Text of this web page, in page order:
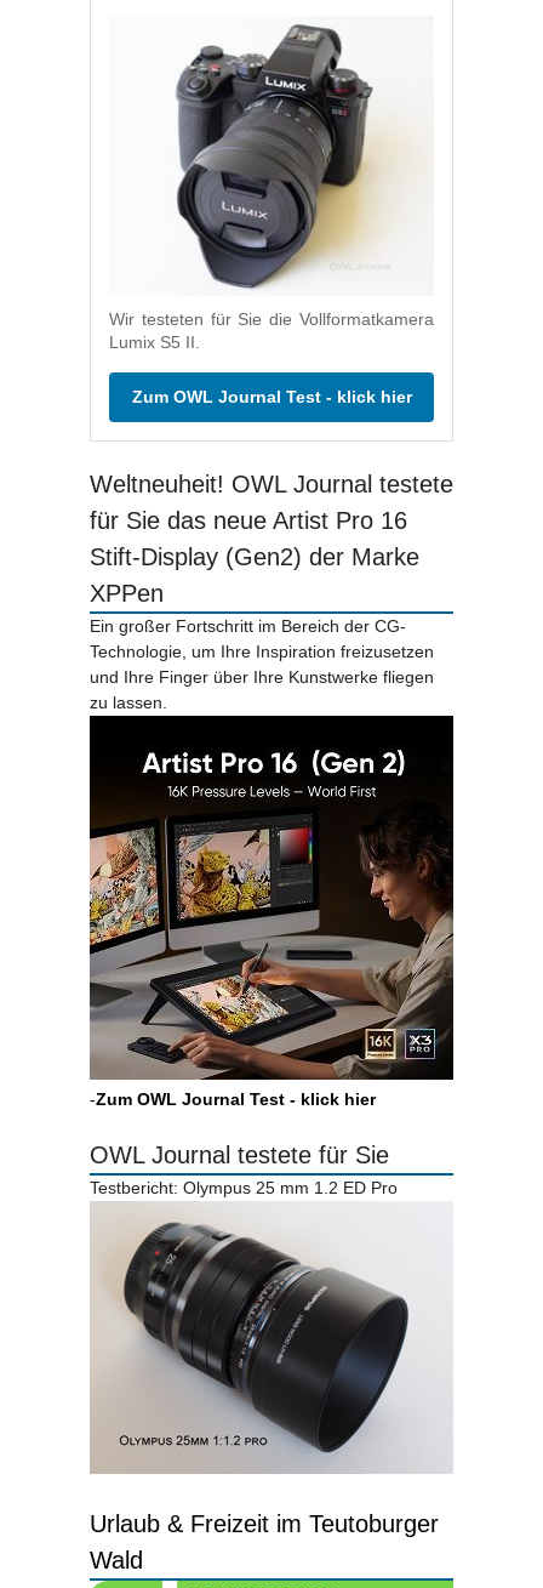
Wir testeten für Sie die Vollformatkamera
Lumix S5 II.
Zum OWL Journal Test - klick hier
Weltneuheit! OWL Journal testete
für Sie das neue Artist Pro 16
Stift-Display (Gen2) der Marke
XPPen
Ein großer Fortschritt im Bereich der CG-
Technologie, um Ihre Inspiration freizusetzen
und Ihre Finger über Ihre Kunstwerke fliegen
zu lassen.
-Zum OWL Journal Test - klick hier
OWL Journal testete für Sie
Testbericht: Olympus 25 mm 1.2 ED Pro
Urlaub & Freizeit im Teutoburger
Wald